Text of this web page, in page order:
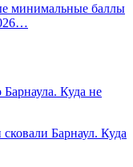
минимальные баллы
Куда не
Барнаул. Куда